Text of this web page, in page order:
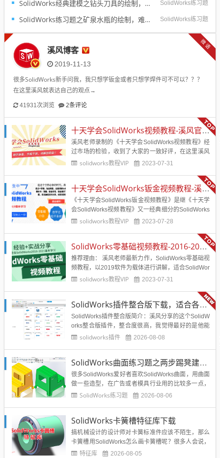
SolidWorks练习题
SolidWorks经典建模之钻头刀具的绘制，螺纹收尾是关键技巧
SolidWorks练习题
SolidWorks练习题之矿泉水瓶的绘制，难度不大主要是顶部螺纹的处理
溪风博客
2019-11-13
很多SolidWorks新手问我，我只想学钣金或者只想学焊件可不可以？？？
在这里溪风就表达自己的观点→
41931次浏览 2条评论
微语
十天学会SolidWorks视频教程-溪风官方原版更新完毕
溪风老师录制的《十天学会SolidWorks视频教程》经
过市场的检验，收到了大家的一致好评，在这里溪风
要感谢大家的支持与信赖。 在这里就给一直支持溪
文末提供下载学习。希望大家能够从《十天学会...
solidworks教程VIP 2023-07-31
十天学会SolidWorks钣金视频教程-溪风老师又一经典力作
《十天学会SolidWorks钣金视频教程》是继《十天学
会SolidWorks视频教程》又一经典细分的SolidWorks
视频教程，更加侧重SolidWorks钣金这一块的教程，
solidworks教程VIP 2023-07-28
SolidWorks零基础视频教程-2016-2025版学习必备
推荐理由： 溪风老师最新力作，SolidWorks零基础视
频教程，以2019软件为载体进行讲解，适合SolidWor
ks2016-2025版本学习，溪风老师一贯简洁明了的语
不系统的学员讲解SolidWorks的每个必学必会的...
solidworks教程VIP 2023-07-31
SolidWorks插件整合版下载，适合各个版本SolidWorks
SolidWorks插件整合版简介：溪风分享的这个SolidW
orks整合版插件，整合度很高，我觉得最好的是他能
生成带参数特征的模型，而且适合SolidWorks各个版
用的三益精密、怡合达、米思米...
solidworks插件 2026-08-08
SolidWorks曲面练习题之两步踢凳建模，看似曲面实则特征
很多SolidWorks爱好者喜欢SolidWorks曲面，用曲面
做一些造型，在广告或者模具行业用的比较多一点，
其实在我们常规机械、非标设计、钣金加工等大的行
天这个SolidWorks练习题是两步踢...
SolidWorks练习题 2026-08-06
SolidWorks卡簧槽特征库下载
搞机械设计的设计师对卡簧标准件应该不陌生，那么
卡簧槽用SolidWorks怎么画卡簧槽呢？很多人会说，
查机械手册，查标准尺寸，然后SolidWorks画草图旋
特征库 2026-08-05